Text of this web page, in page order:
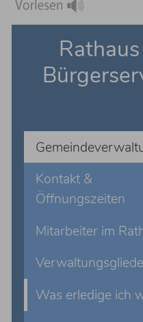
Kontakt &
Öffnungszeiten
Mitarbeiter im
Was erledige ich